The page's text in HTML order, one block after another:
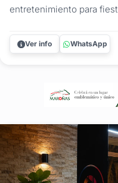
entretenimiento para
diversión, tecnología y
Cabinas ofrecemos
Ver info WhatsApp